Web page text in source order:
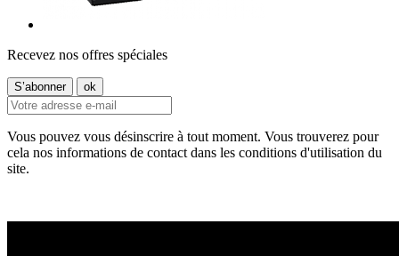
Recevez nos offres spéciales
Vous pouvez vous désinscrire à tout moment. Vous trouverez pour
cela nos informations de contact dans les conditions d'utilisation du
site.